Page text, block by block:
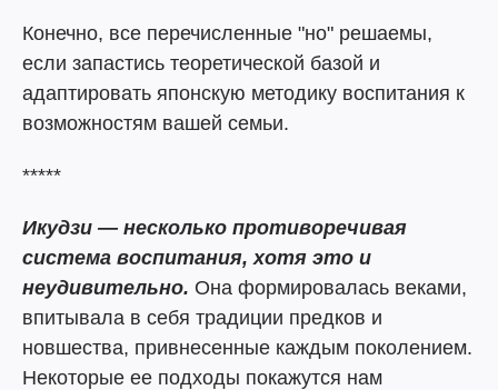
Конечно, все перечисленные "но" решаемы,
если запастись теоретической базой и
адаптировать японскую методику воспитания к
возможностям вашей семьи.
*****
Икудзи — несколько противоречивая
система воспитания, хотя это и
неудивительно. Она формировалась веками,
впитывала в себя традиции предков и
новшества, привнесенные каждым поколением.
Некоторые ее подходы покажутся нам